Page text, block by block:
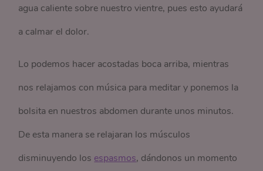
agua caliente sobre nuestro vientre, pues esto ayudará
a calmar el dolor.
Lo podemos hacer acostadas boca arriba, mientras
nos relajamos con música para meditar y ponemos la
bolsita en nuestros abdomen durante unos minutos.
De esta manera se relajaran los músculos
disminuyendo los espasmos, dándonos un momento